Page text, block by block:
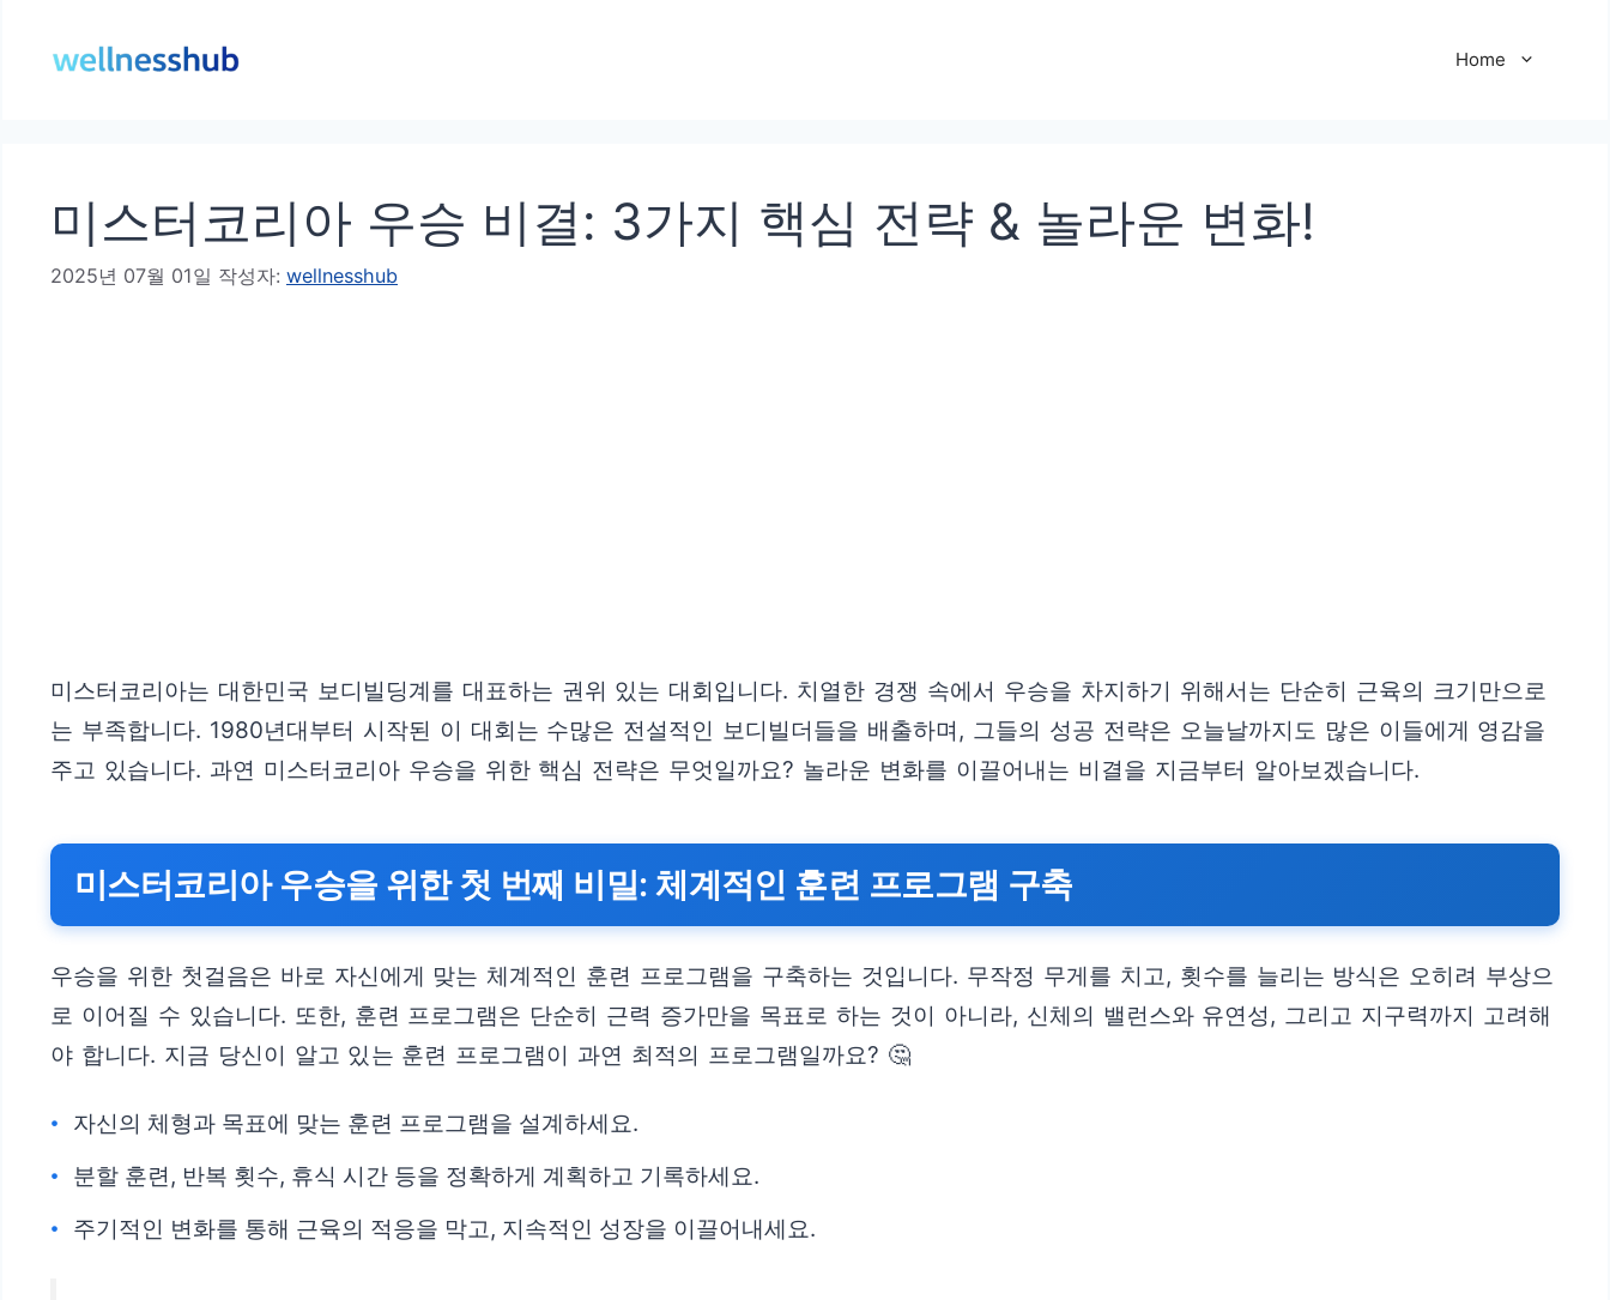
Home
미스터코리아 우승 비결: 3가지 핵심 전략 & 놀라운 변화!
2025년 07월 01일 작성자: wellnesshub
미스터코리아는 대한민국 보디빌딩계를 대표하는 권위 있는 대회입니다. 치열한 경쟁 속에서 우승을 차지하기 위해서는 단순히 근육의 크기만으로
는 부족합니다. 1980년대부터 시작된 이 대회는 수많은 전설적인 보디빌더들을 배출하며, 그들의 성공 전략은 오늘날까지도 많은 이들에게 영감을
주고 있습니다. 과연 미스터코리아 우승을 위한 핵심 전략은 무엇일까요? 놀라운 변화를 이끌어내는 비결을 지금부터 알아보겠습니다.
미스터코리아 우승을 위한 첫 번째 비밀: 체계적인 훈련 프로그램 구축
우승을 위한 첫걸음은 바로 자신에게 맞는 체계적인 훈련 프로그램을 구축하는 것입니다. 무작정 무게를 치고, 횟수를 늘리는 방식은 오히려 부상으
로 이어질 수 있습니다. 또한, 훈련 프로그램은 단순히 근력 증가만을 목표로 하는 것이 아니라, 신체의 밸런스와 유연성, 그리고 지구력까지 고려해
야 합니다. 지금 당신이 알고 있는 훈련 프로그램이 과연 최적의 프로그램일까요? 🤔
자신의 체형과 목표에 맞는 훈련 프로그램을 설계하세요.
분할 훈련, 반복 횟수, 휴식 시간 등을 정확하게 계획하고 기록하세요.
주기적인 변화를 통해 근육의 적응을 막고, 지속적인 성장을 이끌어내세요.